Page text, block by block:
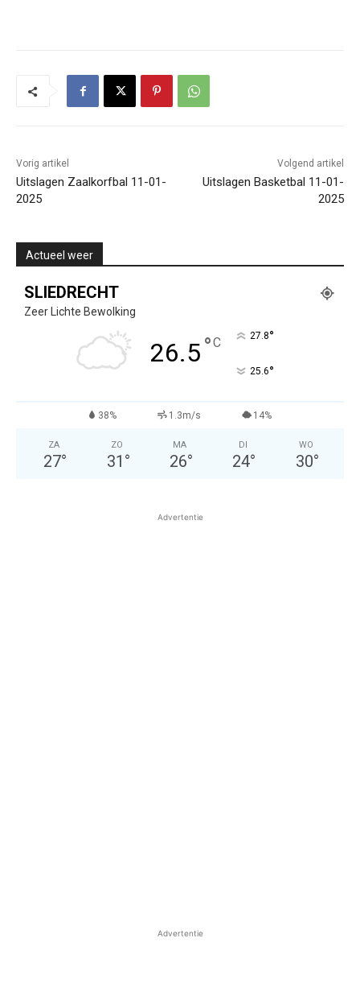
Vorig artikel
Uitslagen Zaalkorfbal 11-01-
2025
Volgend artikel
Uitslagen Basketbal 11-01-
2025
Actueel weer
SLIEDRECHT
Zeer Lichte Bewolking
26.5°C 27.8°
25.6°
38% 1.3m/s 14%
ZA
27°
ZO
31 °
MA
26°
DI
24°
WO
30°
Advertentie
Advertentie